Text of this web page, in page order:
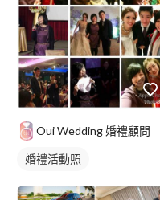
Oui Wedding 婚禮顧問
婚禮活動照